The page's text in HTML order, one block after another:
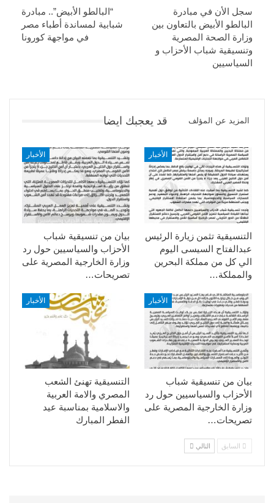
“البالطو الأبيض”.. مبادرة
شبابية لمساندة أطباء مصر
في مواجهة كورونا
سجل الأن في مبادرة
البالطو الأبيض بالتعاون بين
وزارة الصحة المصرية
وتنسيقية شباب الأحزاب و
السياسيين
قد يعجبك ايضا المزيد عن المؤلف
الأخبار
بيان من تنسيقية شباب
الأحزاب والسياسيين حول رد
وزارة الخارجية المصرية على
تصريحات…
الأخبار
التنسيقية تثمن زيارة الرئيس
عبدالفتاح السيسى اليوم
الي كل من مملكة البحرين
والمملكة…
الأخبار
التنسيقية تهنئ الشعب
المصري والامة العربية
والاسلامية بمناسبة عيد
الفطر المبارك
الأخبار
بيان من تنسيقية شباب
الأحزاب والسياسيين حول رد
وزارة الخارجية المصرية على
تصريحات…
السابق التالي